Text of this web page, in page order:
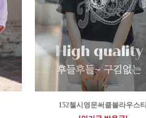
152첼시영문써클블라우스티